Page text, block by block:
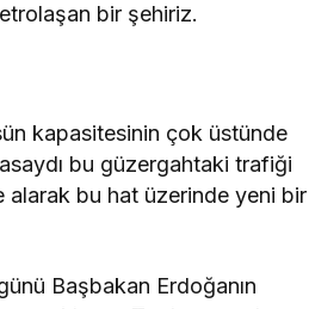
bir şehiriz.
kapasitesinin çok üstünde
bu güzergahtaki trafiği
bu hat üzerinde yeni bir
Başbakan Erdoğanın